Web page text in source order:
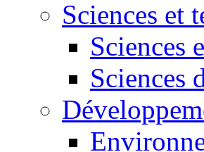
Sciences et
Sciences
Sciences